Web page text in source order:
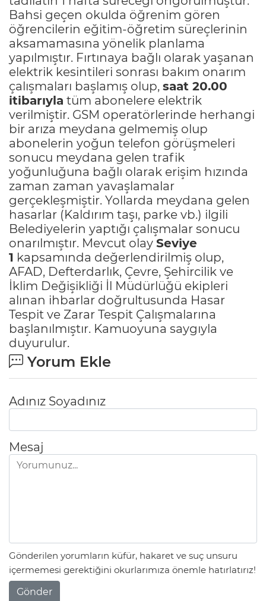
Bahsi geçen okulda öğrenim gören
öğrencilerin eğitim-öğretim süreçlerinin
aksamamasına yönelik planlama
yapılmıştır. Fırtınaya bağlı olarak yaşanan
elektrik kesintileri sonrası bakım onarım
çalışmaları başlamış olup, saat 20.00
itibarıyla tüm abonelere elektrik
verilmiştir. GSM operatörlerinde herhangi
bir arıza meydana gelmemiş olup
abonelerin yoğun telefon görüşmeleri
sonucu meydana gelen trafik
yoğunluğuna bağlı olarak erişim hızında
zaman zaman yavaşlamalar
gerçekleşmiştir. Yollarda meydana gelen
hasarlar (Kaldırım taşı, parke vb.) ilgili
Belediyelerin yaptığı çalışmalar sonucu
onarılmıştır. Mevcut olay Seviye
1 kapsamında değerlendirilmiş olup,
AFAD, Defterdarlık, Çevre, Şehircilik ve
İklim Değişikliği İl Müdürlüğü ekipleri
alınan ihbarlar doğrultusunda Hasar
Tespit ve Zarar Tespit Çalışmalarına
başlanılmıştır. Kamuoyuna saygıyla
duyurulur.
Yorum Ekle
Adınız Soyadınız
Mesaj
Gönderilen yorumların küfür, hakaret ve suç unsuru
içermemesi gerektiğini okurlarımıza önemle hatırlatırız!
Gönder